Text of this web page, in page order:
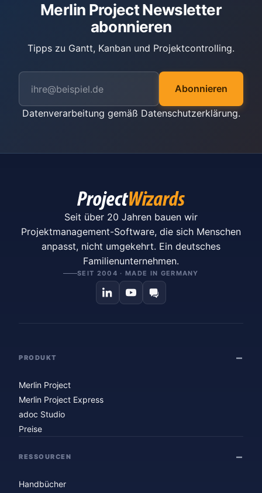
Merlin Project Newsletter
abonnieren
Tipps zu Gantt, Kanban und Projektcontrolling.
Abonnieren
Datenverarbeitung gemäß Datenschutzerklärung.
Seit über 20 Jahren bauen wir
Projektmanagement-Software, die sich Menschen
anpasst, nicht umgekehrt. Ein deutsches
Familienunternehmen.
SEIT 2004 · MADE IN GERMANY
PRODUKT
Merlin Project
Merlin Project Express
adoc Studio
Preise
RESSOURCEN
Handbücher